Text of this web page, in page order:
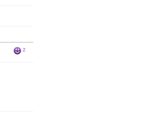
2